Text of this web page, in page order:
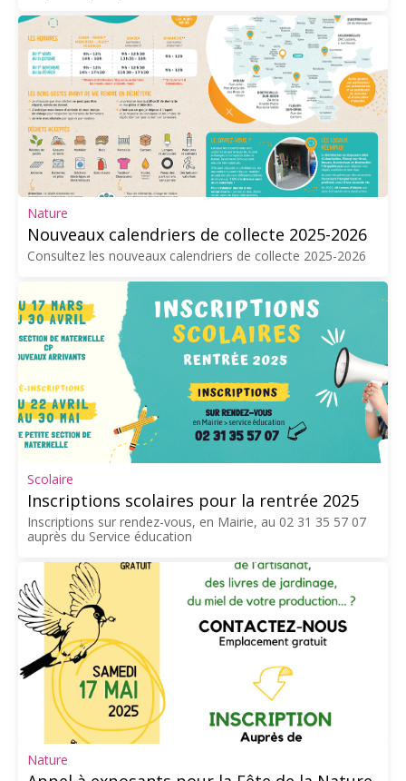
Nature
Nouveaux calendriers de collecte 2025-2026
Consultez les nouveaux calendriers de collecte 2025-2026
Scolaire
Inscriptions scolaires pour la rentrée 2025
Inscriptions sur rendez-vous, en Mairie, au 02 31 35 57 07
auprès du Service éducation
Nature